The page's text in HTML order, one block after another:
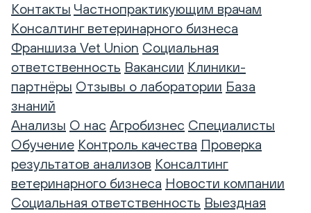
Контакты Частнопрактикующим врачам
Консалтинг ветеринарного бизнеса
Франшиза Vet Union Социальная
ответственность Вакансии Клиники-
партнёры Отзывы о лаборатории База
знаний
Анализы О нас Агробизнес Специалисты
Обучение Контроль качества Проверка
результатов анализов Консалтинг
ветеринарного бизнеса Новости компании
Социальная ответственность Выездная